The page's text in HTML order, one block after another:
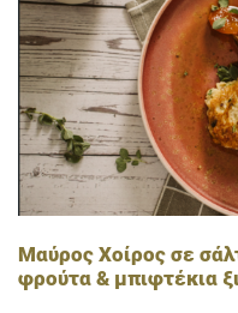
Μαύρος Χοίρος σε
φρούτα & μπιφτέκια